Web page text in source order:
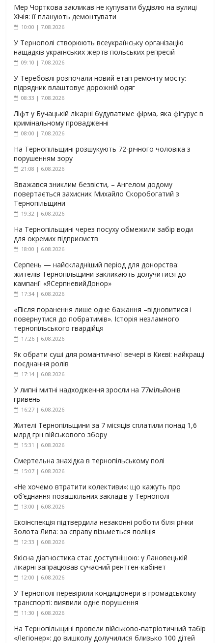
Мер Чорткова закликав не купувати будівлю на вулиці
Хічія: її планують демонтувати
10:00 | 7.08.2026
У Тернополі створюють всеукраїнську організацію
нащадків українських жертв польських репресій
09:10 | 7.08.2026
У Теребовлі розпочали новий етап ремонту мосту:
підрядник влаштовує дорожній одяг
08:33 | 7.08.2026
Ліфт у Бучацькій лікарні будуватиме фірма, яка фігурує в
кримінальному провадженні
08:00 | 7.08.2026
На Тернопільщині розшукують 72-річного чоловіка з
порушенням зору
21:08 | 6.08.2026
Вважався зниклим безвісти, – Ангелом додому
повертається захисник Михайло Скоробогатий з
Тернопільщини
19:32 | 6.08.2026
На Тернопільщині через посуху обмежили забір води
для окремих підприємств
18:00 | 6.08.2026
Серпень — найскладніший період для донорства:
жителів Тернопільщини закликають долучитися до
кампанії «ЯСерпневийДонор»
17:34 | 6.08.2026
«Після поранення лише одне бажання –відновитися і
повернутися до побратимів». Історія незламного
тернопільського гвардійця
17:26 | 6.08.2026
Як обрати суші для романтичної вечері в Києві: найкращі
поєднання ролів
17:14 | 6.08.2026
У липні митні надходження зросли на 77мільйонів
гривень
16:27 | 6.08.2026
Жителі Тернопільщини за 7 місяців сплатили понад 1,6
млрд грн військового збору
15:31 | 6.08.2026
Смертельна знахідка в тернопільському полі
15:07 | 6.08.2026
«Не хочемо втратити колективи»: що кажуть про
об’єднання позашкільних закладів у Тернополі
13:00 | 6.08.2026
Екоінспекція підтвердила незаконні роботи біля річки
Золота Липа: за справу візьметься поліція
12:33 | 6.08.2026
Якісна діагностика стає доступнішою: у Лановецькій
лікарні запрацював сучасний рентген-кабінет
12:00 | 6.08.2026
У Тернополі перевірили кондиціонери в громадському
транспорті: виявили одне порушення
11:30 | 6.08.2026
На Тернопільщині провели військово-патріотичний табір
«Легіонер»: до вишколу долучилися близько 100 дітей